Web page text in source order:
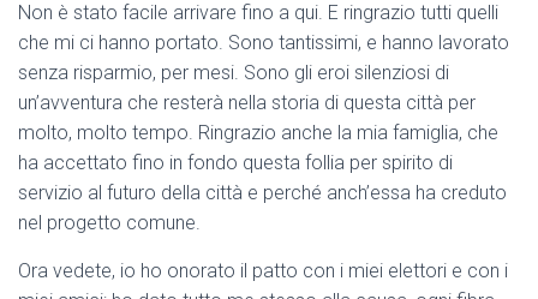
Non è stato facile arrivare fino a qui. E ringrazio tutti quelli
che mi ci hanno portato. Sono tantissimi, e hanno lavorato
senza risparmio, per mesi. Sono gli eroi silenziosi di
un’avventura che resterà nella storia di questa città per
molto, molto tempo. Ringrazio anche la mia famiglia, che
ha accettato fino in fondo questa follia per spirito di
servizio al futuro della città e perché anch’essa ha creduto
nel progetto comune.
Ora vedete, io ho onorato il patto con i miei elettori e con i